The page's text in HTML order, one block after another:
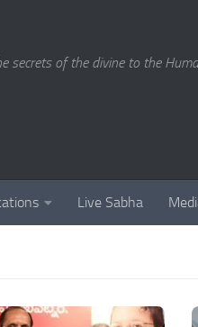
secrets of the divine to the
Live Sabha